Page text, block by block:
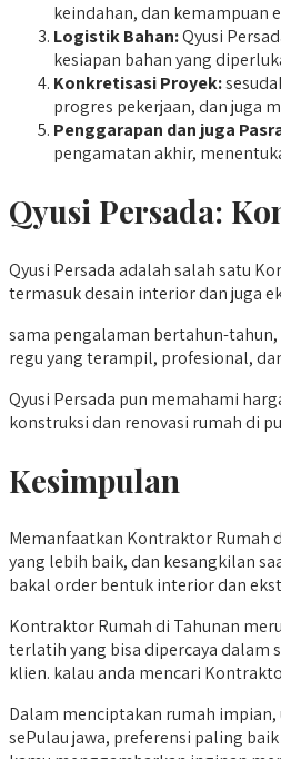
keindahan, dan kemampuan
Logistik Bahan:Qyusi
kesiapan bahan yang
Konkretisasi Proyek:
progres pekerjaan, dan juga
Penggarapan dan juga
pengamatan akhir,
Qyusi Persada:
Qyusi Persada adalah salah satu
termasuk desain interior dan juga
sama pengalaman bertahun-
regu yang terampil, profesional,
Qyusi Persada pun memahami
konstruksi dan renovasi rumah di
Kesimpulan
Memanfaatkan Kontraktor Rumah
yang lebih baik, dan kesangkilan
bakal order bentuk interior dan
Kontraktor Rumah di Tahunan
terlatih yang bisa dipercaya dalam
klien. kalau anda mencari
Dalam menciptakan rumah
sePulau jawa, preferensi paling